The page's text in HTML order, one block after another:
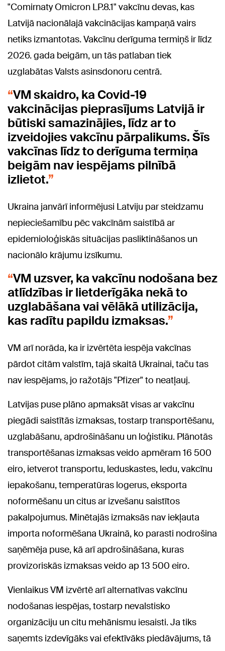
"Comirnaty Omicron LP.8.1" vakcīnu devas, kas
Latvijā nacionālajā vakcinācijas kampaņā vairs
netiks izmantotas. Vakcīnu derīguma termiņš ir līdz
2026. gada beigām, un tās patlaban tiek
uzglabātas Valsts asinsdonoru centrā.
VM skaidro, ka Covid-19
vakcinācijas pieprasījums Latvijā ir
būtiski samazinājies, līdz ar to
izveidojies vakcīnu pārpalikums. Šīs
vakcīnas līdz to derīguma termiņa
beigām nav iespējams pilnībā
izlietot.
Ukraina janvārī informējusi Latviju par steidzamu
nepieciešamību pēc vakcīnām saistībā ar
epidemioloģiskās situācijas pasliktināšanos un
nacionālo krājumu izsīkumu.
VM uzsver, ka vakcīnu nodošana bez
atlīdzības ir lietderīgāka nekā to
uzglabāšana vai vēlākā utilizācija,
kas radītu papildu izmaksas.
VM arī norāda, ka ir izvērtēta iespēja vakcīnas
pārdot citām valstīm, tajā skaitā Ukrainai, taču tas
nav iespējams, jo ražotājs "Pfizer" to neatļauj.
Latvijas puse plāno apmaksāt visas ar vakcīnu
piegādi saistītās izmaksas, tostarp transportēšanu,
uzglabāšanu, apdrošināšanu un loģistiku. Plānotās
transportēšanas izmaksas veido apmēram 16 500
eiro, ietverot transportu, leduskastes, ledu, vakcīnu
iepakošanu, temperatūras logerus, eksporta
noformēšanu un citus ar izvešanu saistītos
pakalpojumus. Minētajās izmaksās nav iekļauta
importa noformēšana Ukrainā, ko parasti nodrošina
saņēmēja puse, kā arī apdrošināšana, kuras
provizoriskās izmaksas veido ap 13 500 eiro.
Vienlaikus VM izvērtē arī alternatīvas vakcīnu
nodošanas iespējas, tostarp nevalstisko
organizāciju un citu mehānismu iesaisti. Ja tiks
saņemts izdevīgāks vai efektīvāks piedāvājums, tā